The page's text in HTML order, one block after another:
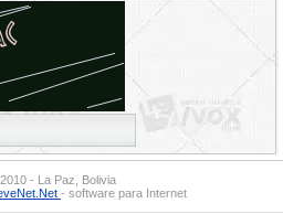
- La Paz, Bolivia
- software para Internet